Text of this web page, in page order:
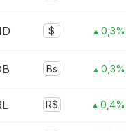
$ ▴ 0,3%
Bs ▴ 0,3%
R$ ▴ 0,4%